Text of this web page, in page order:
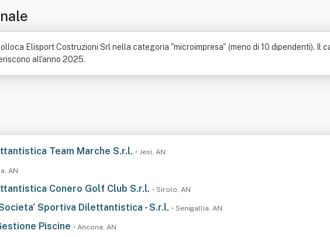
Elisport Costruzioni Srl nella categoria "microimpresa" (meno di 10 dipendenti). Il
all'anno 2025.
Team Marche S.r.l. • Jesi, AN
AN
Conero Golf Club S.r.l. • Sirolo, AN
Sportiva Dilettantistica - S.r.l. • Senigallia, AN
Piscine • Ancona, AN